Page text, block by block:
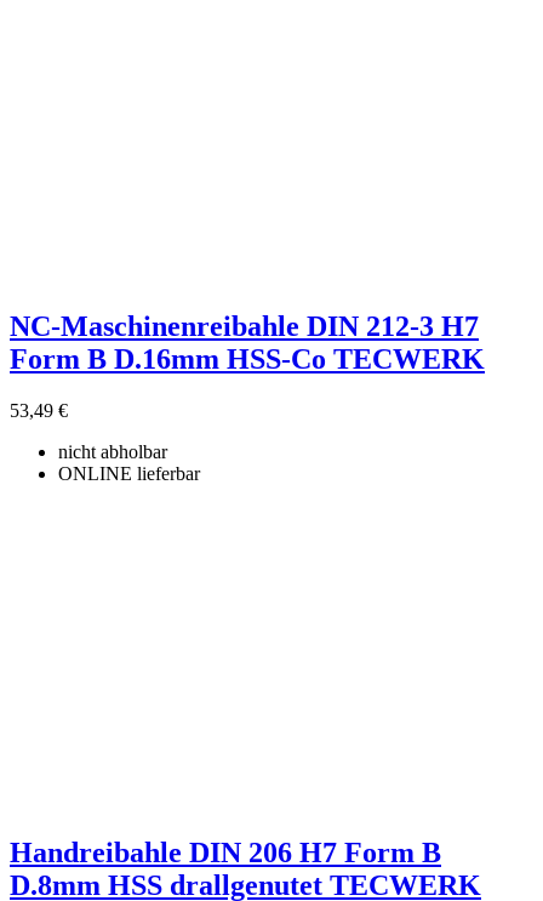
NC-Maschinenreibahle DIN 212-3 H7
Form B D.16mm HSS-Co TECWERK
53,49 €
nicht abholbar
ONLINE lieferbar
Handreibahle DIN 206 H7 Form B
D.8mm HSS drallgenutet TECWERK